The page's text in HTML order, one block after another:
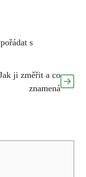
s
ji změřit a co
znamená